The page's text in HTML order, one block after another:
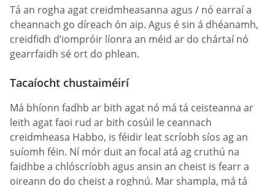
Tá an rogha agat creidmheasanna agus / nó earraí a
cheannach go díreach ón aip. Agus é sin á dhéanamh,
creidfidh d’iompróir líonra an méid ar do chártaí nó
gearrfaidh sé ort do phlean.
Tacaíocht chustaiméirí
Má bhíonn fadhb ar bith agat nó má tá ceisteanna ar
leith agat faoi rud ar bith cosúil le ceannach
creidmheasa Habbo, is féidir leat scríobh síos ag an
suíomh féin. Ní mór duit an focal atá ag cruthú na
faidhbe a chlóscríobh agus ansin an cheist is fearr a
oireann do do cheist a roghnú. Mar shampla, má tá